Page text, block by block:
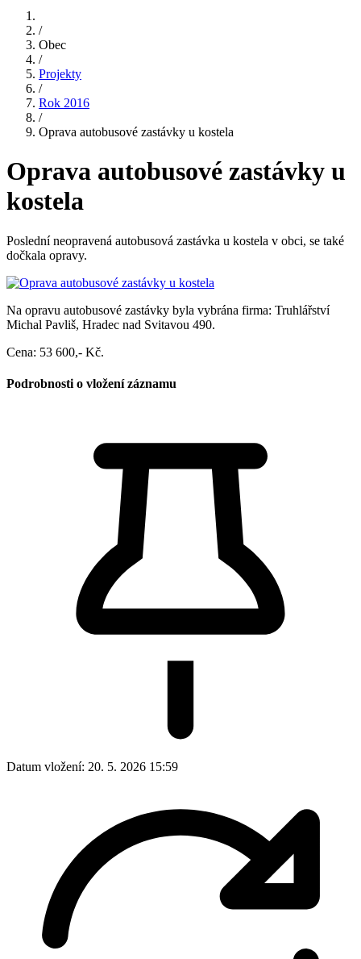
/
Obec
/
Projekty
/
Rok 2016
/
Oprava autobusové zastávky u kostela
Oprava autobusové zastávky u
kostela
Poslední neopravená autobusová zastávka u kostela v obci, se také
dočkala opravy.
Na opravu autobusové zastávky byla vybrána firma: Truhlářství
Michal Pavliš, Hradec nad Svitavou 490.
Cena: 53 600,- Kč.
Podrobnosti o vložení záznamu
Datum vložení: 20. 5. 2026 15:59